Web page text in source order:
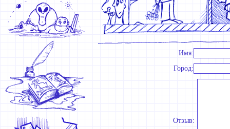
Имя:
Город:
Отзыв: